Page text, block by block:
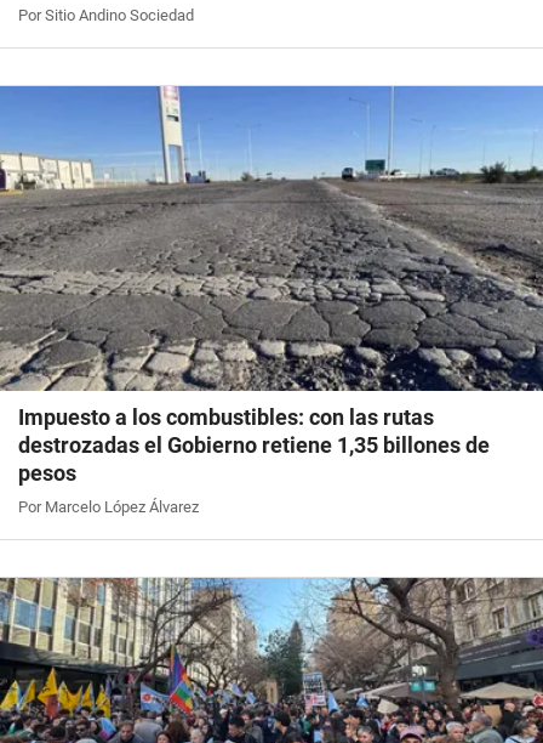
Por Sitio Andino Sociedad
Impuesto a los combustibles: con las rutas
destrozadas el Gobierno retiene 1,35 billones de
pesos
Por Marcelo López Álvarez